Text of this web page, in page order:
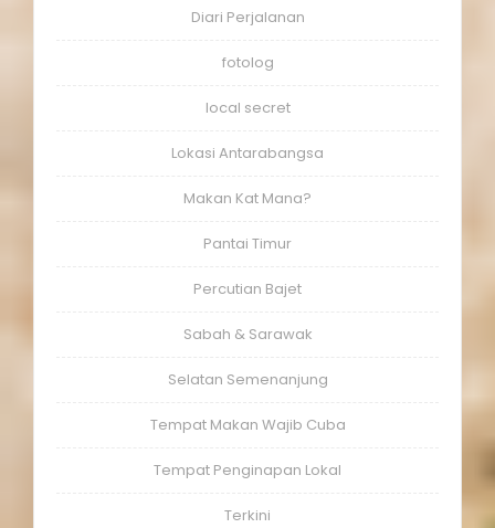
Diari Perjalanan
fotolog
local secret
Lokasi Antarabangsa
Makan Kat Mana?
Pantai Timur
Percutian Bajet
Sabah & Sarawak
Selatan Semenanjung
Tempat Makan Wajib Cuba
Tempat Penginapan Lokal
Terkini